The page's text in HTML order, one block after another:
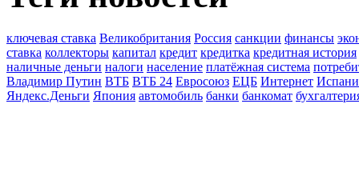
ключевая ставка Великобритания Россия санкции финансы
ставка коллекторы капитал кредит кредитка кредитная история
наличные деньги налоги население платёжная система
Владимир Путин ВТБ ВТБ 24 Евросоюз ЕЦБ Интернет
Яндекс.Деньги Япония автомобиль банки банкомат